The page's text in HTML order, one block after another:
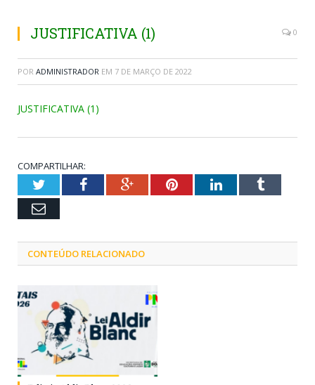
JUSTIFICATIVA (1) 0
POR ADMINISTRADOR EM 7 DE MARÇO DE 2022
JUSTIFICATIVA (1)
COMPARTILHAR:
TwitterFacebookGoogle+PinterestLinkedInTumblr
Email
CONTEÚDO RELACIONADO